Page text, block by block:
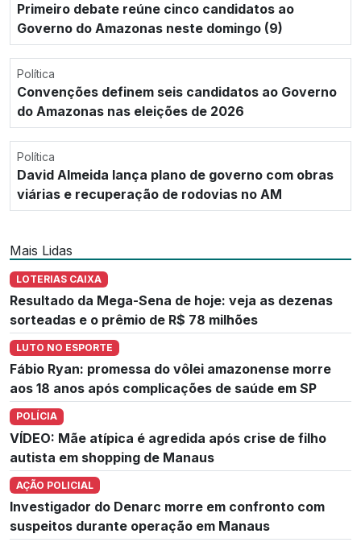
Primeiro debate reúne cinco candidatos ao
Governo do Amazonas neste domingo (9)
Política
Convenções definem seis candidatos ao Governo
do Amazonas nas eleições de 2026
Política
David Almeida lança plano de governo com obras
viárias e recuperação de rodovias no AM
Mais Lidas
LOTERIAS CAIXA
Resultado da Mega-Sena de hoje: veja as dezenas
sorteadas e o prêmio de R$ 78 milhões
LUTO NO ESPORTE
Fábio Ryan: promessa do vôlei amazonense morre
aos 18 anos após complicações de saúde em SP
POLÍCIA
VÍDEO: Mãe atípica é agredida após crise de filho
autista em shopping de Manaus
AÇÃO POLICIAL
Investigador do Denarc morre em confronto com
suspeitos durante operação em Manaus